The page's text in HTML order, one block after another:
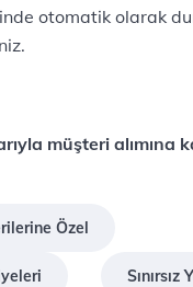
otomatik olarak
müşteri alımına
Özel
Sınırsız